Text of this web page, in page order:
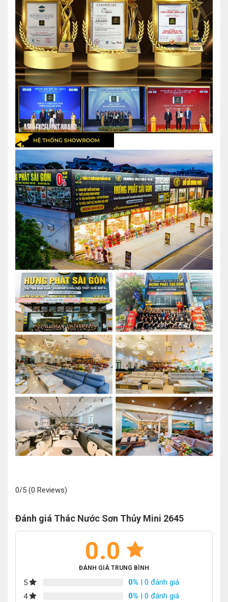
0/5 (0 Reviews)
Đánh giá Thác Nước Sơn Thủy Mini 2645
0.0
ĐÁNH GIÁ TRUNG BÌNH
5 0% | 0 đánh giá
4
0% | 0 đánh giá